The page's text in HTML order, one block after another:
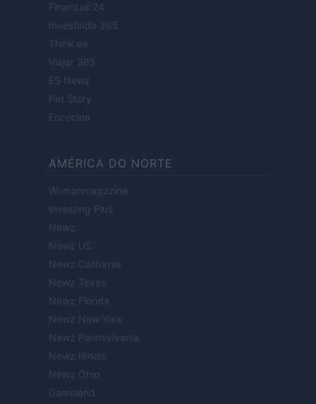
Finanzas 24
Investindo 365
Think.es
Viajar 365
ES Newz
Pet Story
Encocina
AMÉRICA DO NORTE
Womanmagazine
Investing Plus
Newz
Newz US
Newz California
Newz Texas
Newz Florida
Newz New York
Newz Pennsylvania
Newz Illinois
Newz Ohio
Gameland